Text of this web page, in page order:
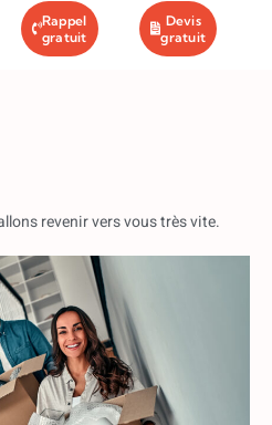
Rappel
gratuit
Devis
gratuit
revenir vers vous très vite.